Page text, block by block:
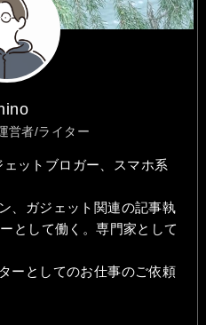
営者/ライター
ットブロガー、スマホ系
、ガジェット関連の記事執
として働く。専門家として
ーとしてのお仕事のご依頼